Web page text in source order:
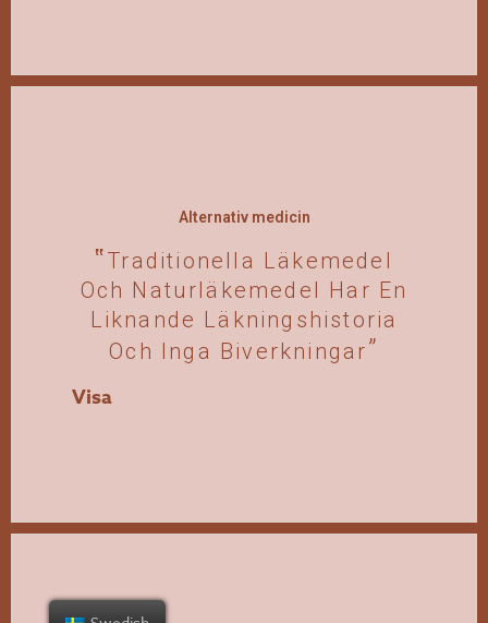
Alternativ medicin
Traditionella Läkemedel
Och Naturläkemedel Har En
Liknande Läkningshistoria
Och Inga Biverkningar
Visa